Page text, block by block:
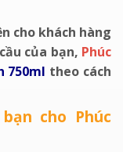
cho khách hàng
của bạn, Phúc
750ml theo cách
cho Phúc